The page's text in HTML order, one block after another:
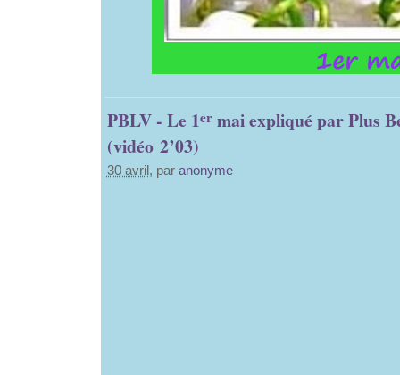
PBLV - Le 1ermai expliqué par Plus
(vidéo 2’03)
30 avril , par anonyme